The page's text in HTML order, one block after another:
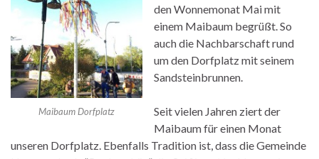
Maibaum Dorfplatz
den Wonnemonat Mai mit
einem Maibaum begrüßt. So
auch die Nachbarschaft rund
um den Dorfplatz mit seinem
Sandsteinbrunnen.
Seit vielen Jahren ziert der
Maibaum für einen Monat
unseren Dorfplatz. Ebenfalls Tradition ist, dass die Gemeinde